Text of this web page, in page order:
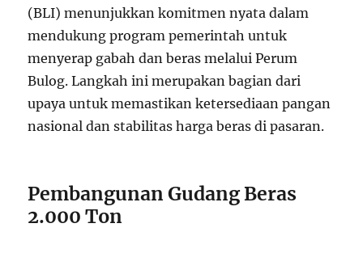
(BLI) menunjukkan komitmen nyata dalam
mendukung program pemerintah untuk
menyerap gabah dan beras melalui Perum
Bulog. Langkah ini merupakan bagian dari
upaya untuk memastikan ketersediaan pangan
nasional dan stabilitas harga beras di pasaran.
Pembangunan Gudang Beras
2.000 Ton